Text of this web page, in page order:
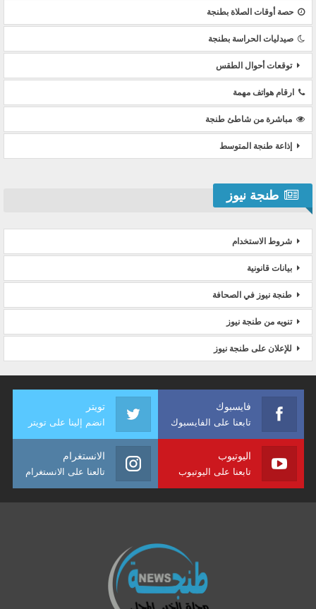
حصة أوقات الصلاة بطنجة
صيدليات الحراسة بطنجة
توقعات أحوال الطقس
ارقام هواتف مهمة
مباشرة من شاطئ طنجة
إذاعة طنجة المتوسط
طنجة نيوز
شروط الاستخدام
بيانات قانونية
طنجة نيوز في الصحافة
تنويه من طنجة نيوز
للإعلان على طنجة نيوز
فايسبوك
تابعنا على الفايسبوك
تويتر
انضم إلينا على تويتر
اليوتيوب
تابعنا على اليوتيوب
الانستغرام
تالعنا على الانستغرام